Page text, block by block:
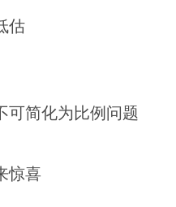
估
可简化为比例问题
惊喜